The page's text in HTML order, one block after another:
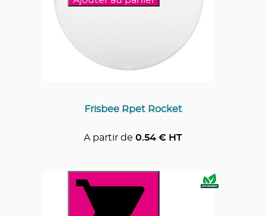
Frisbee Rpet Rocket
A partir de 0.54 € HT